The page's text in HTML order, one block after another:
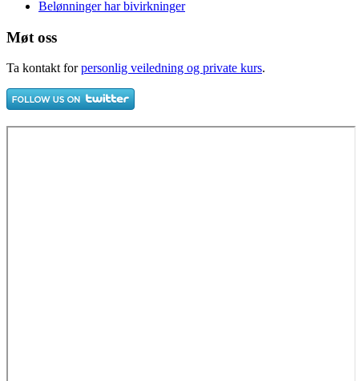
Belønninger har bivirkninger
Møt oss
Ta kontakt forpersonlig veiledning og private kurs.